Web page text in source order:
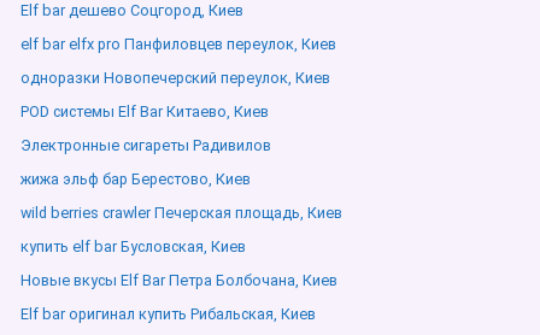
Elf bar дешево Соцгород, Киев
elf bar elfx pro Панфиловцев переулок, Киев
одноразки Новопечерский переулок, Киев
POD системы Elf Bar Китаево, Киев
Электронные сигареты Радивилов
жижа эльф бар Берестово, Киев
wild berries crawler Печерская площадь, Киев
купить elf bar Бусловская, Киев
Новые вкусы Elf Bar Петра Болбочана, Киев
Elf bar оригинал купить Рибальская, Киев